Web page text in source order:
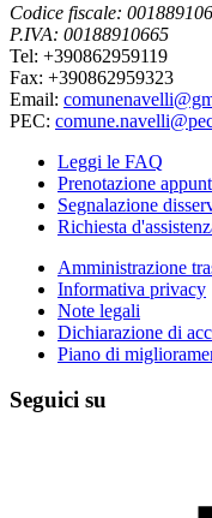
Codice fiscale:
P.IVA: 00188910665
Tel: +390862959119
Fax: +390862959323
Email:
PEC:
Leggi le FAQ
Prenotazione
Segnalazione
Richiesta
Amministrazione
Informativa privacy
Note legali
Dichiarazione di
Piano di
Seguici su